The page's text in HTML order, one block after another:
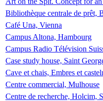
Bibliothèque centrale de prêt,
Café Una, Vienna
Campus Altona, Hambourg
Campus Radio Télévision
Case study house, Saint
Cave et chais, Embres et
Centre commercial, Mulhouse
Centre de recherche, Holcim,